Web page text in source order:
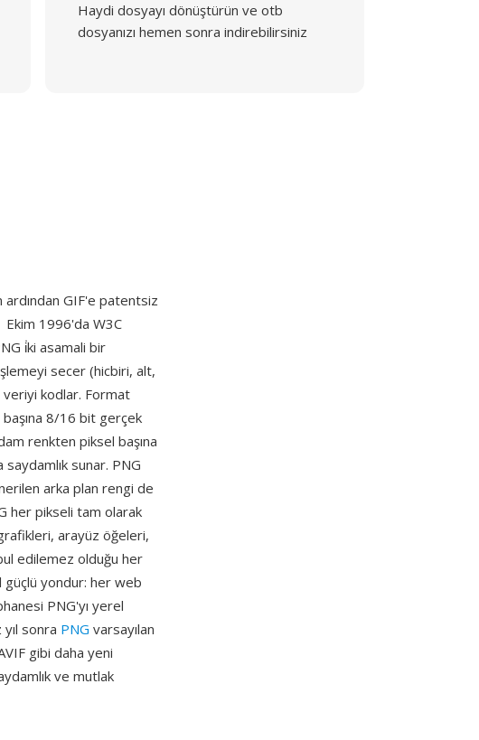
Haydi dosyayı dönüştürün ve otb
dosyanızı hemen sonra indirebilirsiniz
GIF'e patentsiz
Ekim 1996'da W3C
i̇ki asamali bir
secer (hicbiri, alt,
veriyi kodlar. Format
8/16 bit gerçek
renkten piksel başına
sunar. PNG
arka plan rengi de
her pikseli tam olarak
arayüz öğeleri,
edilemez olduğu her
yondur: her web
PNG'yı yerel
sonra PNG varsayılan
gibi daha yeni
ve mutlak